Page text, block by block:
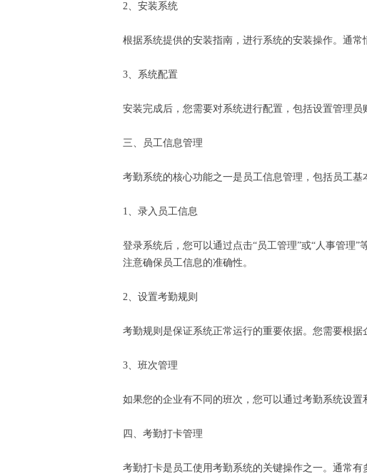
2、安装系统
根据系统提供的安装指南，进行系统的安装操作。通
3、系统配置
安装完成后，您需要对系统进行配置，包括设置管理
三、员工信息管理
考勤系统的核心功能之一是员工信息管理，包括员工
1、录入员工信息
登录系统后，您可以通过点击“员工管理”或“人事管理
注意确保员工信息的准确性。
2、设置考勤规则
考勤规则是保证系统正常运行的重要依据。您需要根
3、班次管理
如果您的企业有不同的班次，您可以通过考勤系统设
四、考勤打卡管理
考勤打卡是员工使用考勤系统的关键操作之一。通常